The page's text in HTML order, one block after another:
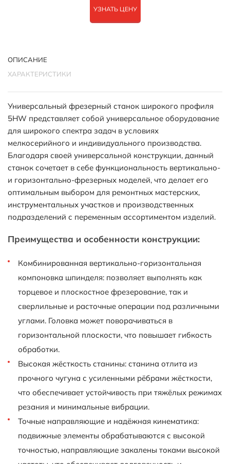
УЗНАТЬ ЦЕНУ
ОПИСАНИЕ
ХАРАКТЕРИСТИКИ
Универсальный фрезерный станок широкого профиля
5HW представляет собой универсальное оборудование
для широкого спектра задач в условиях
мелкосерийного и индивидуального производства.
Благодаря своей универсальной конструкции, данный
станок сочетает в себе функциональность вертикально-
и горизонтально-фрезерных моделей, что делает его
оптимальным выбором для ремонтных мастерских,
инструментальных участков и производственных
подразделений с переменным ассортиментом изделий.
Преимущества и особенности конструкции:
Комбинированная вертикально-горизонтальная
компоновка шпинделя: позволяет выполнять как
торцевое и плоскостное фрезерование, так и
сверлильные и расточные операции под различными
углами. Головка может поворачиваться в
горизонтальной плоскости, что повышает гибкость
обработки.
Высокая жёсткость станины: станина отлита из
прочного чугуна с усиленными рёбрами жёсткости,
что обеспечивает устойчивость при тяжёлых режимах
резания и минимальные вибрации.
Точные направляющие и надёжная кинематика:
подвижные элементы обрабатываются с высокой
точностью, направляющие закалены токами высокой